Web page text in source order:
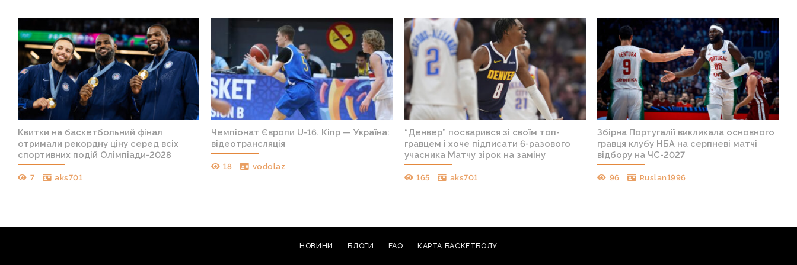
Квитки на баскетбольний фінал
отримали рекордну ціну серед всіх
спортивних подій Олімпіади-2028
7 aks701
Чемпіонат Європи U-16. Кіпр — Україна:
відеотрансляція
18 vodolaz
“Денвер” посварився зі своїм топ-
гравцем і хоче підписати 6-разового
учасника Матчу зірок на заміну
165 aks701
Збірна Португалії викликала основного
гравця клубу НБА на серпневі матчі
відбору на ЧС-2027
96 Ruslan1996
НОВИНИ БЛОГИ FAQ КАРТА БАСКЕТБОЛУ